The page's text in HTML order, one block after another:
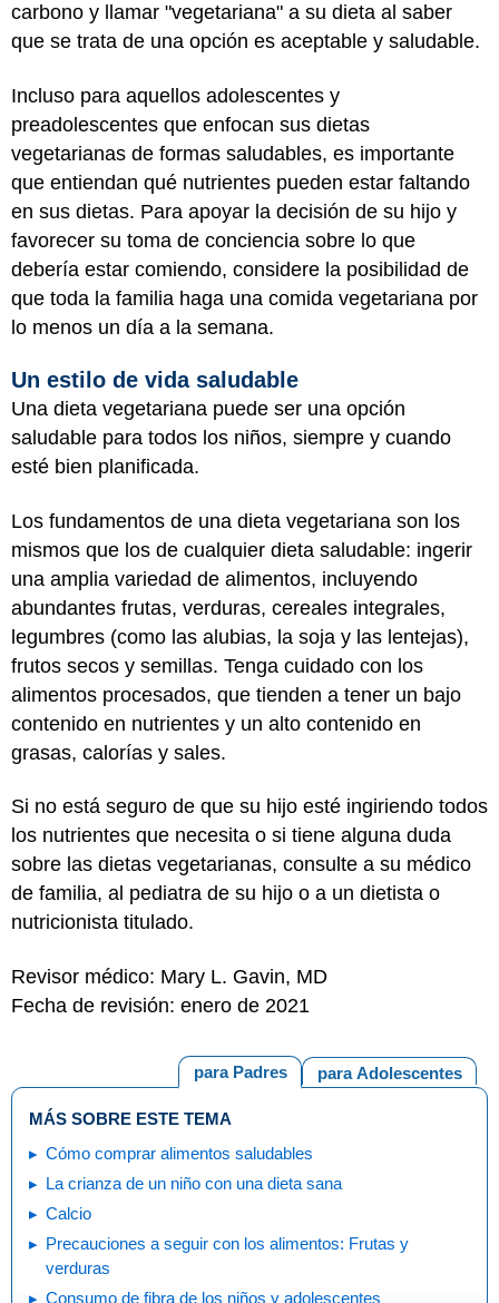
carbono y llamar "vegetariana" a su dieta al saber
que se trata de una opción es aceptable y saludable.
Incluso para aquellos adolescentes y
preadolescentes que enfocan sus dietas
vegetarianas de formas saludables, es importante
que entiendan qué nutrientes pueden estar faltando
en sus dietas. Para apoyar la decisión de su hijo y
favorecer su toma de conciencia sobre lo que
debería estar comiendo, considere la posibilidad de
que toda la familia haga una comida vegetariana por
lo menos un día a la semana.
Un estilo de vida saludable
Una dieta vegetariana puede ser una opción
saludable para todos los niños, siempre y cuando
esté bien planificada.
Los fundamentos de una dieta vegetariana son los
mismos que los de cualquier dieta saludable: ingerir
una amplia variedad de alimentos, incluyendo
abundantes frutas, verduras, cereales integrales,
legumbres (como las alubias, la soja y las lentejas),
frutos secos y semillas. Tenga cuidado con los
alimentos procesados, que tienden a tener un bajo
contenido en nutrientes y un alto contenido en
grasas, calorías y sales.
Si no está seguro de que su hijo esté ingiriendo todos
los nutrientes que necesita o si tiene alguna duda
sobre las dietas vegetarianas, consulte a su médico
de familia, al pediatra de su hijo o a un dietista o
nutricionista titulado.
Revisor médico: Mary L. Gavin, MD
Fecha de revisión: enero de 2021
para Adolescentes
para Padres
MÁS SOBRE ESTE TEMA
Cómo comprar alimentos saludables
La crianza de un niño con una dieta sana
Calcio
Precauciones a seguir con los alimentos: Frutas y
verduras
Consumo de fibra de los niños y adolescentes